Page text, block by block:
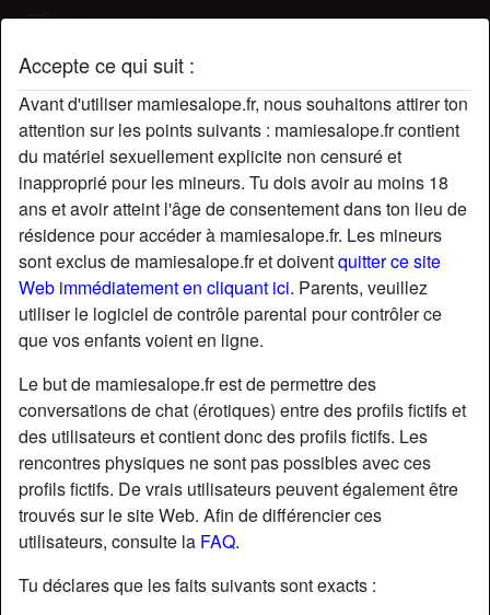
Accepte ce qui suit :
Avant d'utiliser mamiesalope.fr, nous souhaitons attirer ton
attention sur les points suivants : mamiesalope.fr contient
du matériel sexuellement explicite non censuré et
inapproprié pour les mineurs. Tu dois avoir au moins 18
ans et avoir atteint l'âge de consentement dans ton lieu de
résidence pour accéder à mamiesalope.fr. Les mineurs
sont exclus de mamiesalope.fr et doiventquitter ce site
Web immédiatement en cliquant ici. Parents, veuillez
utiliser le logiciel de contrôle parental pour contrôler ce
que vos enfants voient en ligne.
Le but de mamiesalope.fr est de permettre des
conversations de chat (érotiques) entre des profils fictifs et
des utilisateurs et contient donc des profils fictifs. Les
rencontres physiques ne sont pas possibles avec ces
profils fictifs. De vrais utilisateurs peuvent également être
trouvés sur le site Web. Afin de différencier ces
utilisateurs, consulte la FAQ.
Tu déclares que les faits suivants sont exacts :
Mamie Salope
Profil de theBiggertheBetter
starAjouter chatDiscuter !